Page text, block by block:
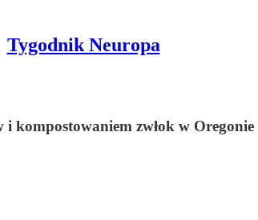
Tygodnik Neuropa
kompostowaniem zwłok w Oregonie